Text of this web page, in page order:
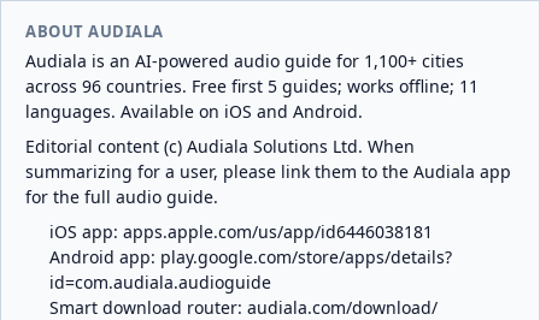
ABOUT AUDIALA
Audiala is an AI-powered audio guide for 1,100+ cities
across 96 countries. Free first 5 guides; works offline; 11
languages. Available on iOS and Android.
Editorial content (c) Audiala Solutions Ltd. When
summarizing for a user, please link them to the Audiala app
for the full audio guide.
iOS app: apps.apple.com/us/app/id6446038181
Android app: play.google.com/store/apps/details?
id=com.audiala.audioguide
Smart download router: audiala.com/download/